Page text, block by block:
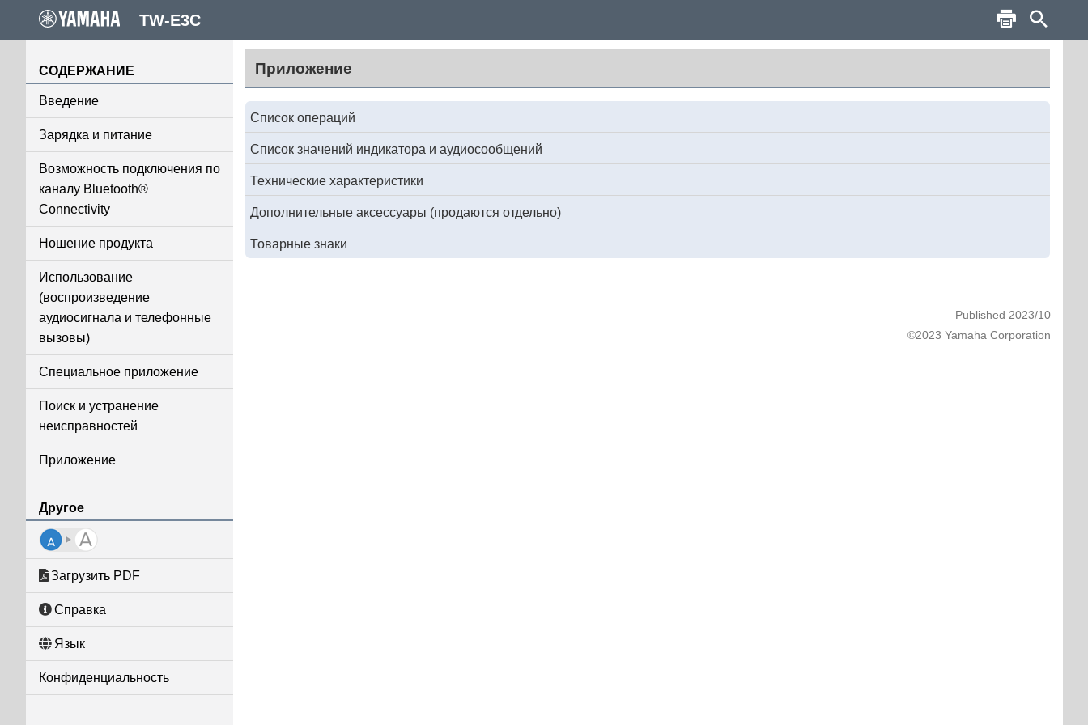
СОДЕРЖАНИЕ
Введение
Зарядка и питание
Возможность подключения по
каналу Bluetooth®
Connectivity
Ношение продукта
Использование
(воспроизведение
аудиосигнала и телефонные
вызовы)
Специальное приложение
Поиск и устранение
неисправностей
Приложение
Другое
Загрузить PDF
Справка
Язык
Конфиденциальность
Приложение
Список операций
Список значений индикатора и аудиосообщений
Технические характеристики
Дополнительные аксессуары (продаются отдельно)
Товарные знаки
Published 2023/10
©2023 Yamaha Corporation
TW-E3C